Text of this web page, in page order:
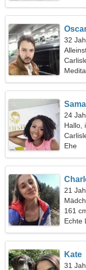
32
24
Hallo,
Ehe
21
161
Echte
Kate
31